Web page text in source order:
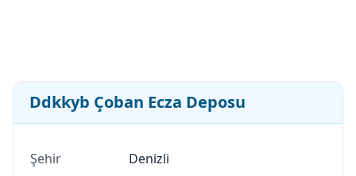
Ddkkyb Çoban Ecza Deposu
Şehir Denizli